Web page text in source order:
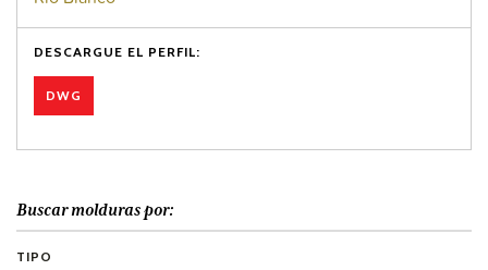
DESCARGUE EL PERFIL:
DWG
Buscar molduras por:
TIPO